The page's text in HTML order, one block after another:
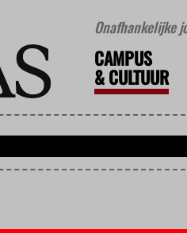
Onafhankelijke
CAMPUS
&CULTUUR